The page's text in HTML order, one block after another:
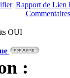
|Rapport de Lien
OUI
: